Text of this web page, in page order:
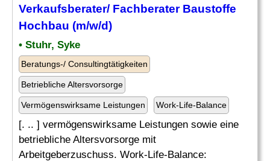
Verkaufsberater/ Fachberater Baustoffe
Hochbau (m/w/d)
• Stuhr, Syke
Beratungs-/ Consultingtätigkeiten
Betriebliche Altersvorsorge
Vermögenswirksame Leistungen Work-Life-Balance
[. .. ] vermögenswirksame Leistungen sowie eine
betriebliche Altersvorsorge mit
Arbeitgeberzuschuss. Work-Life-Balance: